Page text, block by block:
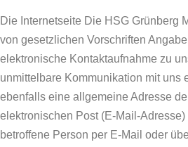
Die Internetseite Die HSG Grünberg
von gesetzlichen Vorschriften
elektronische Kontaktaufnahme zu
unmittelbare Kommunikation mit uns
ebenfalls eine allgemeine Adresse
elektronischen Post (E-Mail-
betroffene Person per E-Mail oder